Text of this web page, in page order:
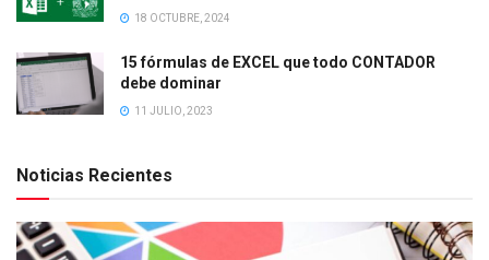
18 OCTUBRE, 2024
15 fórmulas de EXCEL que todo CONTADOR
debe dominar
11 JULIO, 2023
Noticias Recientes